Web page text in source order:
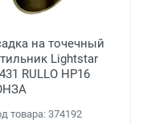
Подробнее
на точечный
Lightstar
RULLO HP16
товара: 374192